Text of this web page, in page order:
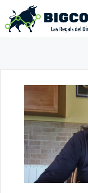
Saltar
al
contenido